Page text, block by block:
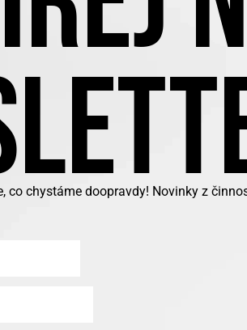
co chystáme doopravdy! Novinky z